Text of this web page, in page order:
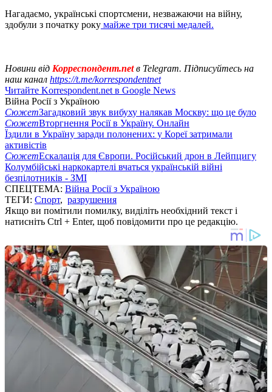
Нагадаємо, українські спортсмени, незважаючи на війну,
здобули з початку року майже три тисячі медалей.
Новини від Корреспондент.netв Telegram. Підписуйтесь на
наш канал https://t.me/korrespondentnet
Читайте Korrespondent.net в Google News
Війна Росії з Україною
СюжетЗагадковий звук вибуху налякав Москву: що це було
СюжетВторгнення Росії в Україну. Онлайн
Їздили в Україну заради полонених: у Кореї затримали
активістів
СюжетЕскалація для Європи. Російський дрон в Лейпцигу
Колумбійські наркокартелі вчаться українській війні
безпілотників - ЗМІ
СПЕЦТЕМА: Війна Росії з Україною
ТЕГИ: Спорт, разрушения
Якщо ви помітили помилку, виділіть необхідний текст і
натисніть Ctrl + Enter, щоб повідомити про це редакцію.